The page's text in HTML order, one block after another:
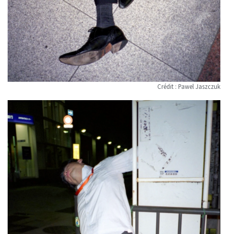
Crédit : Pawel Jaszczuk